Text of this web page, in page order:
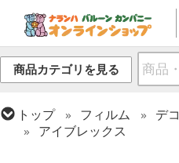
商品カテゴリを見る
トップ フィルム
デ
アイブレックス